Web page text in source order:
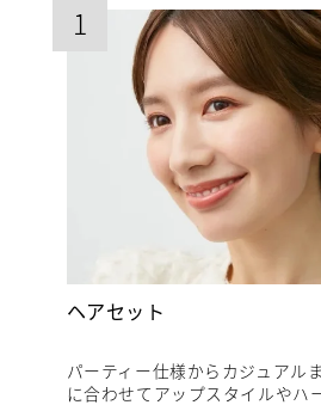
1
ヘアセット
パーティー仕様からカジュアル
に合わせてアップスタイルやハ